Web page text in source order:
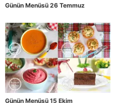
Günün Menüsü 26 Temmuz
Günün Menüsü 15 Ekim